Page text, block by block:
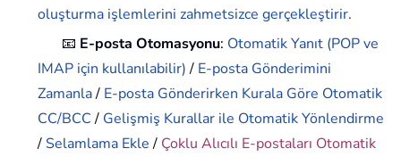
oluşturma işlemlerini zahmetsizce gerçekleştirir.
📧 E-posta Otomasyonu: Otomatik Yanıt (POP ve
IMAP için kullanılabilir)/ E-posta Gönderimini
Zamanla/ E-posta Gönderirken Kurala Göre Otomatik
CC/BCC/ Gelişmiş Kurallar ile Otomatik Yönlendirme
/ Selamlama Ekle/ Çoklu Alıcılı E-postaları Otomatik